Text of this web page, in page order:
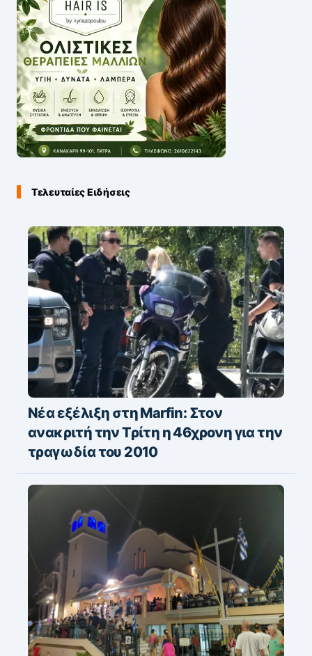
Τελευταίες Ειδήσεις
Νέα εξέλιξη στη Marfin: Στον
ανακριτή την Τρίτη η 46χρονη για την
τραγωδία του 2010